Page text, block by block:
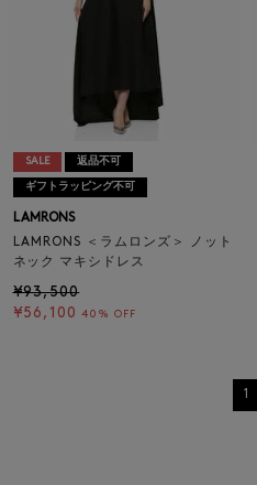
SALE 返品不可
ギフトラッピング不可
LAMRONS
LAMRONS ＜ラムロンズ＞ ノット
ネック マキシドレス
¥93,500
¥56,100 40% OFF
1